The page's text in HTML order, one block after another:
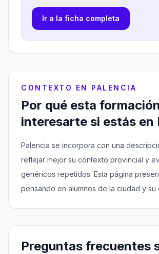
Ir a la ficha completa
CONTEXTO EN PALENCIA
Por qué esta
interesarte si estás en
Palencia se incorpora con una
reflejar mejor su contexto provincial y
genéricos repetidos. Esta página
pensando en alumnos de la ciudad y su
Preguntas frecuentes